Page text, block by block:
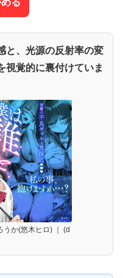
る
と、光源の反射率の変
視覚的に裏付けていま
うか(悠木ヒロ) ｜ (d